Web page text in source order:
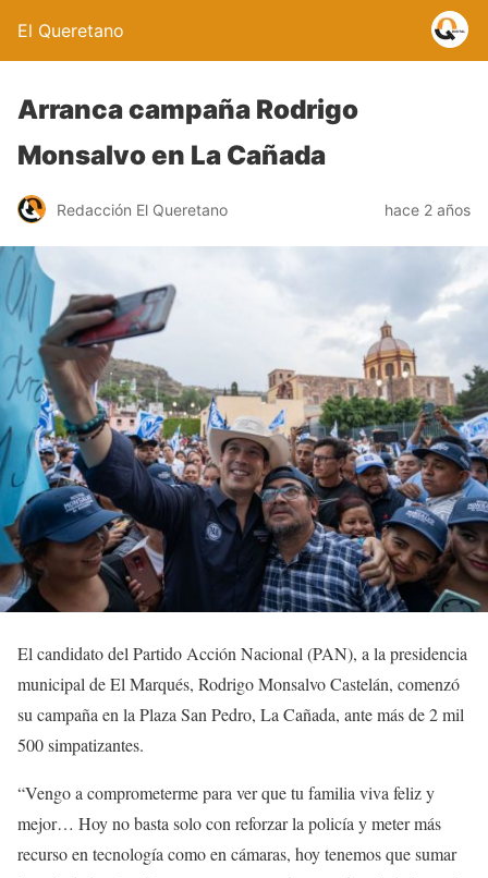
El Queretano
Arranca campaña Rodrigo
Monsalvo en La Cañada
Redacción El Queretano hace 2 años
El candidato del Partido Acción Nacional (PAN), a la presidencia
municipal de El Marqués, Rodrigo Monsalvo Castelán, comenzó
su campaña en la Plaza San Pedro, La Cañada, ante más de 2 mil
500 simpatizantes.
“Vengo a comprometerme para ver que tu familia viva feliz y
mejor… Hoy no basta solo con reforzar la policía y meter más
recurso en tecnología como en cámaras, hoy tenemos que sumar